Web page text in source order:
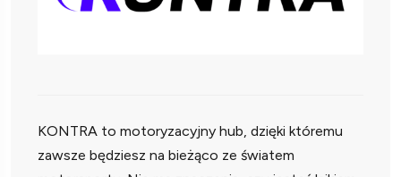
KONTRA to motoryzacyjny hub, dzięki któremu
zawsze będziesz na bieżąco ze światem